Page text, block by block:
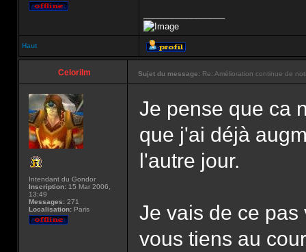
Haut
Celorilm Sujet du message: Re: Amélioration continue de
Intendant du Gondor
Inscription: 15 Mar 2006,
13:49
Messages: 271
Localisation: Paris
Je pense que ca
que j'ai déjà
l'autre jour.
Je vais de ce
vous tiens au